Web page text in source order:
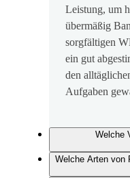
Leistung, um
übermäßig
sorgfältigen
ein gut
den
Aufgaben
Welche
Welche Arten von